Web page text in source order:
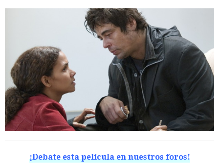
¡Debate esta película en nuestros foros!